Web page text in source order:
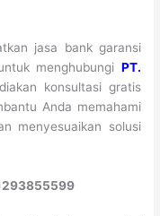
jasa bank garansi
menghubungi PT.
konsultasi gratis
Anda memahami
menyesuaikan solusi